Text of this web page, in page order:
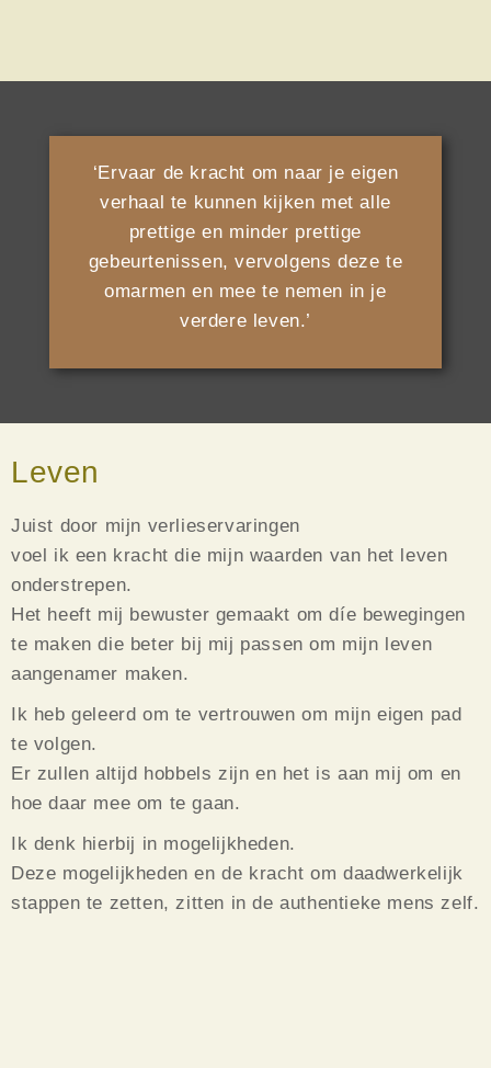
‘Ervaar de kracht om naar je eigen
verhaal te kunnen kijken met alle
prettige en minder prettige
gebeurtenissen, vervolgens deze te
omarmen en mee te nemen in je
verdere leven.’
Leven
Juist door mijn verlieservaringen
voel ik een kracht die mijn waarden van het leven
onderstrepen.
Het heeft mij bewuster gemaakt om díe bewegingen
te maken die beter bij mij passen om mijn leven
aangenamer maken.
Ik heb geleerd om te vertrouwen om mijn eigen pad
te volgen.
Er zullen altijd hobbels zijn en het is aan mij om en
hoe daar mee om te gaan.
Ik denk hierbij in mogelijkheden.
Deze mogelijkheden en de kracht om daadwerkelijk
stappen te zetten, zitten in de authentieke mens zelf.